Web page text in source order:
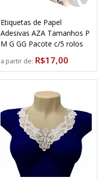
Etiquetas de Papel
Adesivas AZA Tamanhos P
M G GG Pacote c/5 rolos
a partir de: R$17,00